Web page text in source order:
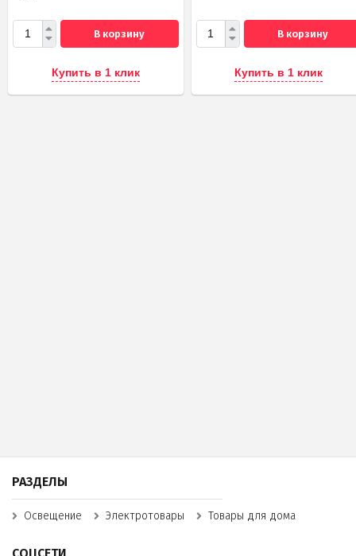
В корзину
Купить в 1 клик
В корзину
Купить в 1 клик
РАЗДЕЛЫ
Освещение Электротовары Товары для дома
СОЦСЕТИ